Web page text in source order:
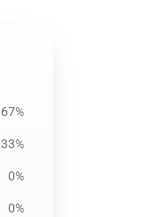
67%
33%
0%
0%